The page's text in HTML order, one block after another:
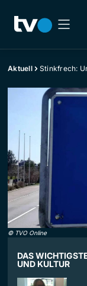
Aktuell Stinkfrech:
© TVO Online
DAS
UND KULTUR